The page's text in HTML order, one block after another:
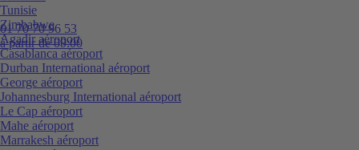
01 70 70 96 53
à partir de 09:00
Tunisie
Zimbabwe
Agadir aéroport
Casablanca aéroport
Durban International aéroport
George aéroport
Johannesburg International aéroport
Le Cap aéroport
Mahe aéroport
Marrakesh aéroport